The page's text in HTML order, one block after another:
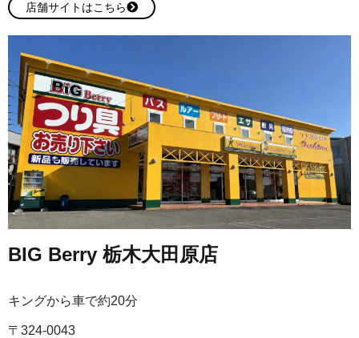
店舗サイトはこちら
BIG Berry 栃木大田原店
キングから車で約20分
〒324-0043